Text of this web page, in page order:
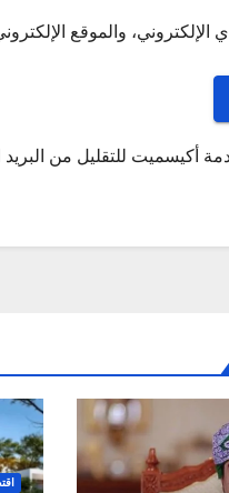
والموقع
أكيسميت للتقليل من